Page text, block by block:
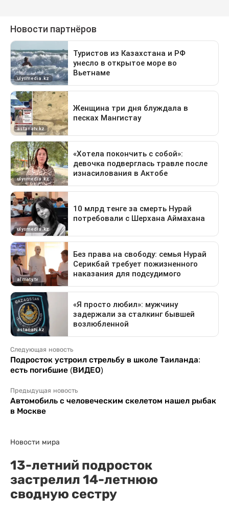
Следующая новость
Подросток устроил стрельбу в школе Таиланда:
есть погибшие (ВИДЕО)
Предыдущая новость
Автомобиль с человеческим скелетом нашел рыбак
в Москве
Новости мира
13-летний подросток
застрелил 14-летнюю
сводную сестру